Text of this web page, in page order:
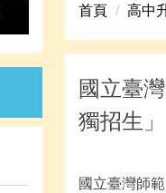
首頁 高中
國立臺
獨招生」
國立臺灣師